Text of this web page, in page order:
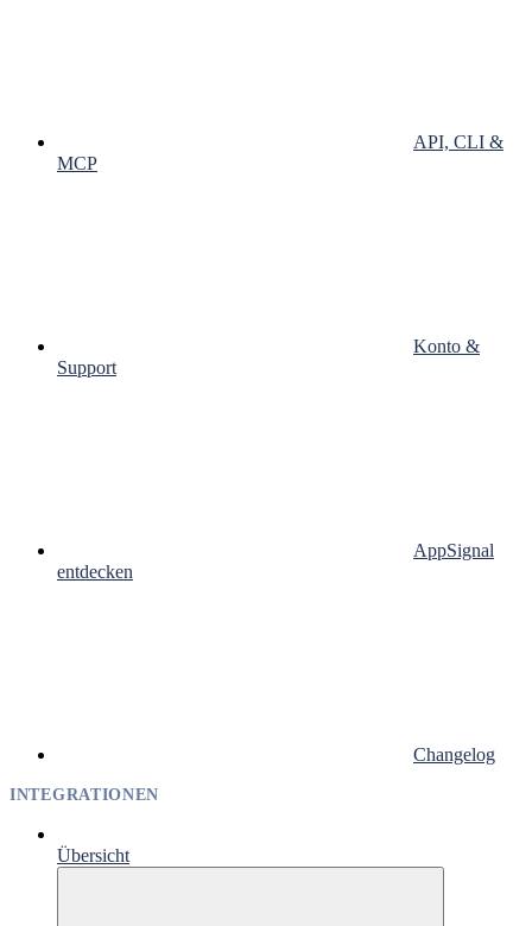
API, CLI &
MCP
Konto &
Support
AppSignal
entdecken
Changelog
INTEGRATIONEN
Übersicht